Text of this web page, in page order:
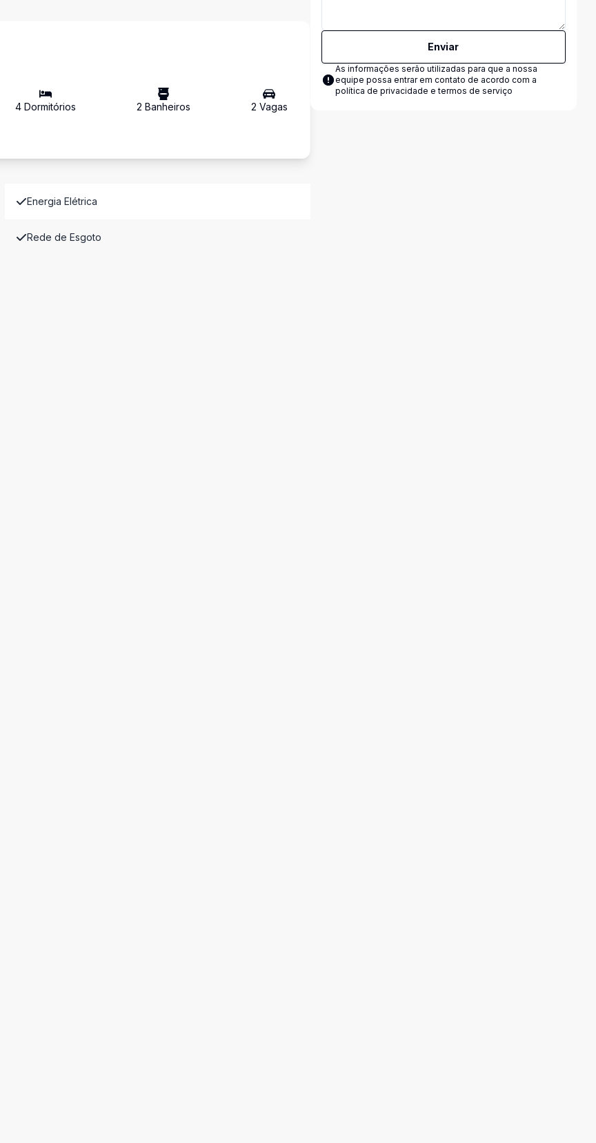
4 Dormitórios 2 Banheiros 2 Vagas
Energia Elétrica
Rede de Esgoto
Enviar
As informações serão utilizadas para que a nossa
equipe possa entrar em contato de acordo com a
política de privacidade e termos de serviço